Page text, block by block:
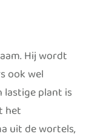
Hij wordt
ook wel
lastige plant is
het